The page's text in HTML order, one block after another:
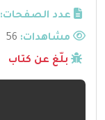
عدد الصفحات:
مشاهدات:
بلّغ عن كتاب